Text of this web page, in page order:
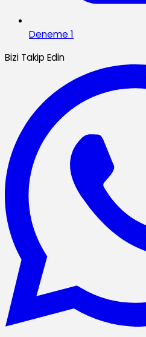
Deneme 1
Bizi Takip Edin